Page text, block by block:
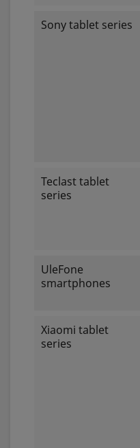
Sony tablet series
Teclast tablet
series
UleFone
smartphones
Xiaomi tablet
series